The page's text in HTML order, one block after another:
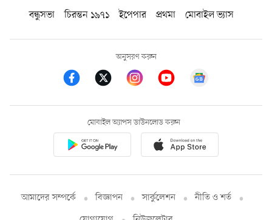
বন্ধুসভা
চিরন্তন ১৯৭১ ইপেপার প্রথমা মোবাইল ভ্যাস
অনুসরণ করুন
মোবাইল অ্যাপস ডাউনলোড করুন
আমাদের সম্পর্কে বিজ্ঞাপন সার্কুলেশন
নীতি ও শর্ত